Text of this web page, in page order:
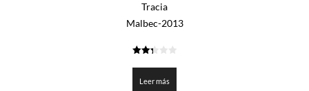
Tracia
Malbec-2013
Leer más